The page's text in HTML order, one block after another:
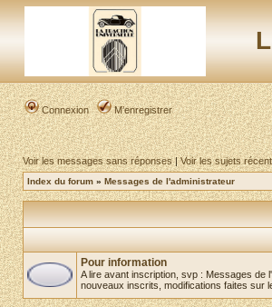
Connexion M’enregistrer
Voir les messages sans réponses|Voir les sujets
Index du forum » Messages de l'administrateur
Pour information
A lire avant inscription, svp : Messages de
nouveaux inscrits, modifications faites sur